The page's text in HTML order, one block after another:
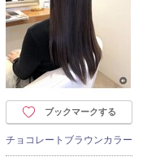
ブックマークする
チョコレートブラウンカラー